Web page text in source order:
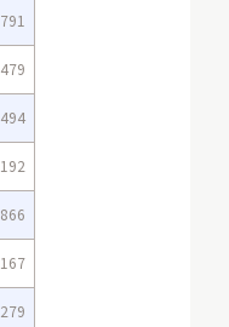
791
479
494
192
866
167
279